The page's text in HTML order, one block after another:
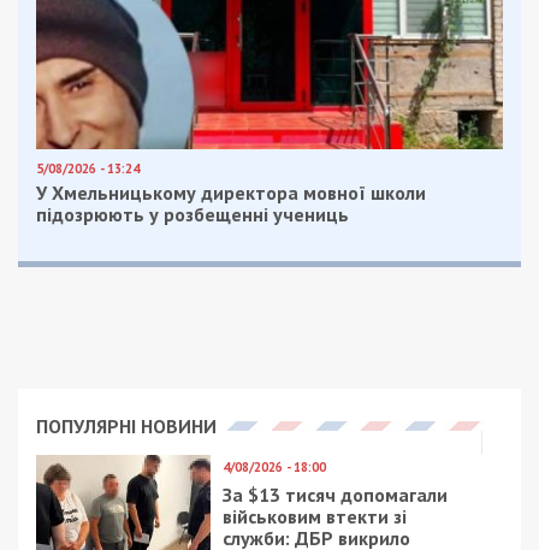
В Днепре открылся музей редких
автомобилей: видео
В Днепре очистят улицы города от
мусора почти за 360 миллионов
Facebook
Telegram
Twitter
WhatsApp
ViberEmail
Категории: | Метки:
развлечения
Читайте також